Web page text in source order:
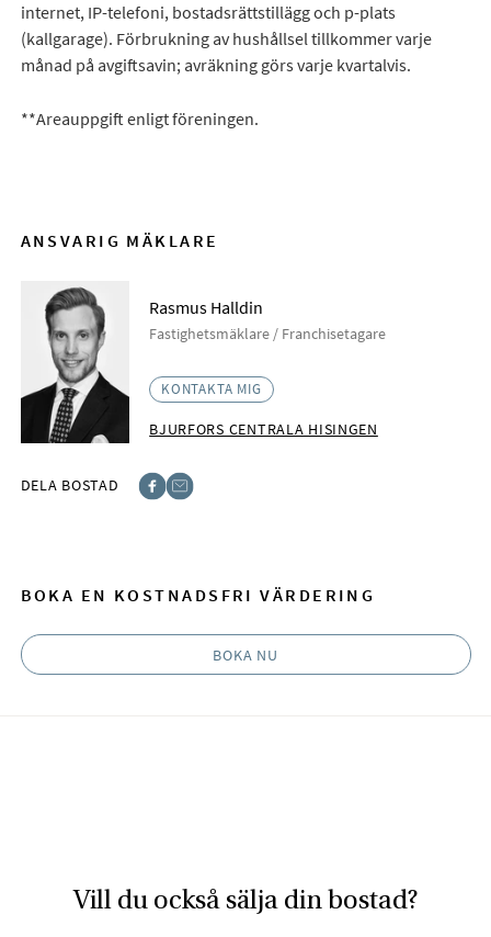
internet, IP-telefoni, bostadsrättstillägg och p-plats
(kallgarage). Förbrukning av hushållsel tillkommer varje
månad på avgiftsavin; avräkning görs varje kvartalvis.
**Areauppgift enligt föreningen.
ANSVARIG MÄKLARE
Rasmus Halldin
Fastighetsmäklare / Franchisetagare
KONTAKTA MIG
BJURFORS CENTRALA HISINGEN
DELA BOSTAD
BOKA EN KOSTNADSFRI VÄRDERING
BOKA NU
Vill du också sälja din bostad?